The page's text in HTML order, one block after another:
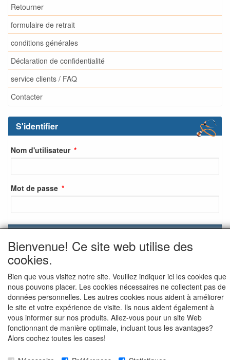
Retourner
formulaire de retrait
conditions générales
Déclaration de confidentialité
service clients / FAQ
Contacter
S'identifier
Nom d'utilisateur
Mot de passe
S'inscrire
Bienvenue! Ce site web utilise des
cookies.
Bien que vous visitez notre site. Veuillez indiquer ici les cookies que
nous pouvons placer. Les cookies nécessaires ne collectent pas de
données personnelles. Les autres cookies nous aident à améliorer
le site et votre expérience de visite. Ils nous aident également à
vous informer sur nos produits. Allez-vous pour un site Web
fonctionnant de manière optimale, incluant tous les avantages?
Alors cochez toutes les cases!